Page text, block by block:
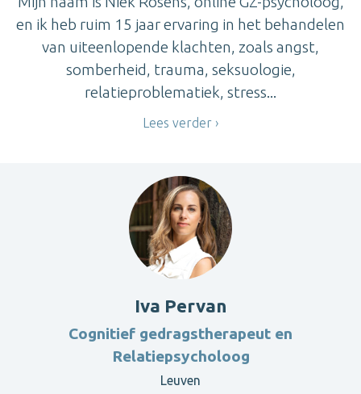
en ik heb ruim 15 jaar ervaring in het behandelen
van uiteenlopende klachten, zoals angst,
somberheid, trauma, seksuologie,
relatieproblematiek, stress...
Lees verder
Iva Pervan
Cognitief gedragstherapeut en
Relatiepsycholoog
Leuven